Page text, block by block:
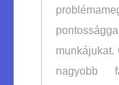
munkájukat.
nagyobb